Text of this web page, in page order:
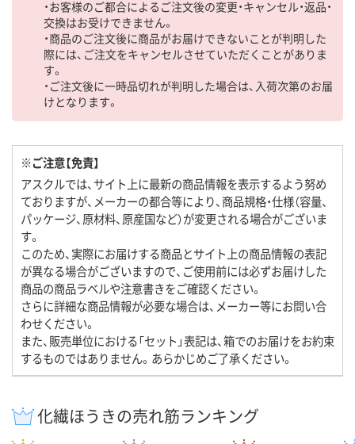
・お客様のご都合によるご注文後の変更・キャンセル・返品・
交換はお受けできません。
・商品のご注文後に商品がお届けできないことが判明した
際には、ご注文をキャンセルさせていただくことがありま
す。
・ご注文後に一時品切れが判明した場合は、入荷次第のお届
けとなります。
※ご注意【免責】
アスクルでは、サイト上に最新の商品情報を表示するよう努め
ておりますが、メーカーの都合等により、商品規格・仕様（容量、
パッケージ、原材料、原産国など）が変更される場合がございま
す。
このため、実際にお届けする商品とサイト上の商品情報の表記
が異なる場合がございますので、ご使用前には必ずお届けした
商品の商品ラベルや注意書きをご確認ください。
さらに詳細な商品情報が必要な場合は、メーカー等にお問い合
わせください。
また、販売単位における「セット」表記は、箱でのお届けをお約束
するものではありません。あらかじめご了承ください。
化繊ほうきの売れ筋ランキング